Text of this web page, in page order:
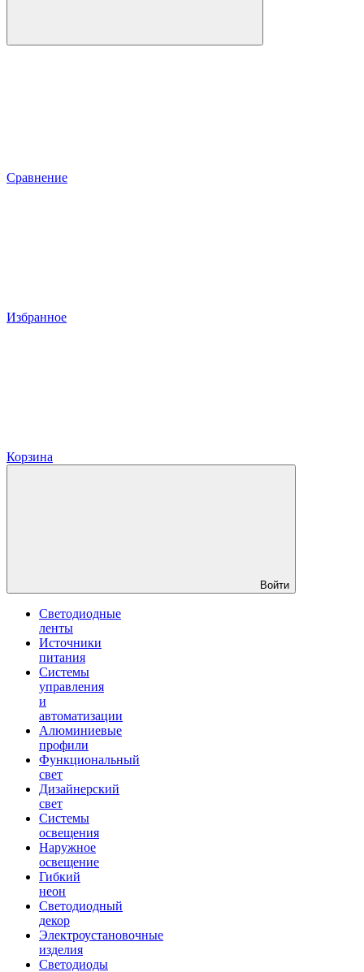
Сравнение
Избранное
Корзина
Войти
Светодиодные
ленты
Источники
питания
Системы
управления
и
автоматизации
Алюминиевые
профили
Функциональный
свет
Дизайнерский
свет
Системы
освещения
Наружное
освещение
Гибкий
неон
Светодиодный
декор
Электроустановочные
изделия
Светодиоды